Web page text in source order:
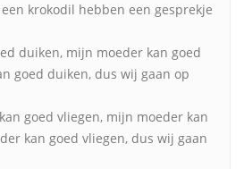
krokodil hebben een gesprekje
duiken, mijn moeder kan goed
goed duiken, dus wij gaan op
goed vliegen, mijn moeder kan
kan goed vliegen, dus wij gaan